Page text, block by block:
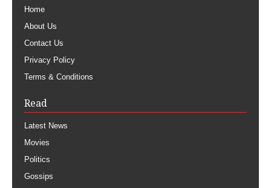
Home
About Us
Contact Us
Privacy Policy
Terms & Conditions
Read
Latest News
Movies
Politics
Gossips